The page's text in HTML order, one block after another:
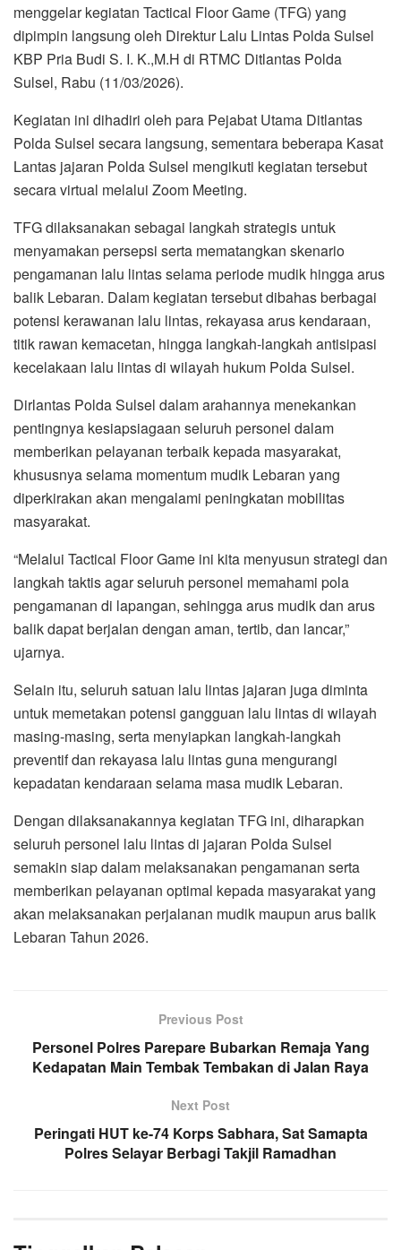
menggelar kegiatan Tactical Floor Game (TFG) yang
dipimpin langsung oleh Direktur Lalu Lintas Polda Sulsel
KBP Pria Budi S. I. K.,M.H di RTMC Ditlantas Polda
Sulsel, Rabu (11/03/2026).
Kegiatan ini dihadiri oleh para Pejabat Utama Ditlantas
Polda Sulsel secara langsung, sementara beberapa Kasat
Lantas jajaran Polda Sulsel mengikuti kegiatan tersebut
secara virtual melalui Zoom Meeting.
TFG dilaksanakan sebagai langkah strategis untuk
menyamakan persepsi serta mematangkan skenario
pengamanan lalu lintas selama periode mudik hingga arus
balik Lebaran. Dalam kegiatan tersebut dibahas berbagai
potensi kerawanan lalu lintas, rekayasa arus kendaraan,
titik rawan kemacetan, hingga langkah-langkah antisipasi
kecelakaan lalu lintas di wilayah hukum Polda Sulsel.
Dirlantas Polda Sulsel dalam arahannya menekankan
pentingnya kesiapsiagaan seluruh personel dalam
memberikan pelayanan terbaik kepada masyarakat,
khususnya selama momentum mudik Lebaran yang
diperkirakan akan mengalami peningkatan mobilitas
masyarakat.
“Melalui Tactical Floor Game ini kita menyusun strategi dan
langkah taktis agar seluruh personel memahami pola
pengamanan di lapangan, sehingga arus mudik dan arus
balik dapat berjalan dengan aman, tertib, dan lancar,”
ujarnya.
Selain itu, seluruh satuan lalu lintas jajaran juga diminta
untuk memetakan potensi gangguan lalu lintas di wilayah
masing-masing, serta menyiapkan langkah-langkah
preventif dan rekayasa lalu lintas guna mengurangi
kepadatan kendaraan selama masa mudik Lebaran.
Dengan dilaksanakannya kegiatan TFG ini, diharapkan
seluruh personel lalu lintas di jajaran Polda Sulsel
semakin siap dalam melaksanakan pengamanan serta
memberikan pelayanan optimal kepada masyarakat yang
akan melaksanakan perjalanan mudik maupun arus balik
Lebaran Tahun 2026.
Previous Post
Personel Polres Parepare Bubarkan Remaja Yang
Kedapatan Main Tembak Tembakan di Jalan Raya
Next Post
Peringati HUT ke-74 Korps Sabhara, Sat Samapta
Polres Selayar Berbagi Takjil Ramadhan